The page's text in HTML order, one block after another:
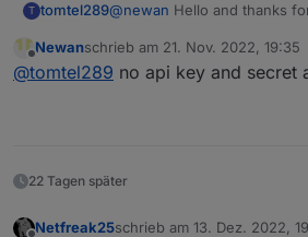
T tomtel289@newan Hello and thanks
ECOFLOW send me my
for my ECOFLOW in order to
Within the E-Mail from
tomtel289
Offline
Newanschrieb am 21. Nov. 2022, 19:35
zuletzt editiert von
@tomtel289 no api key and secret
22 Tagen später
Netfreak25schrieb am 13. Dez. 2022,